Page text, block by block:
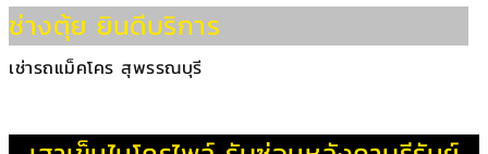
ช่างตุ้ย ยินดีบริการ
เช่ารถแม็คโคร สุพรรณบุรี